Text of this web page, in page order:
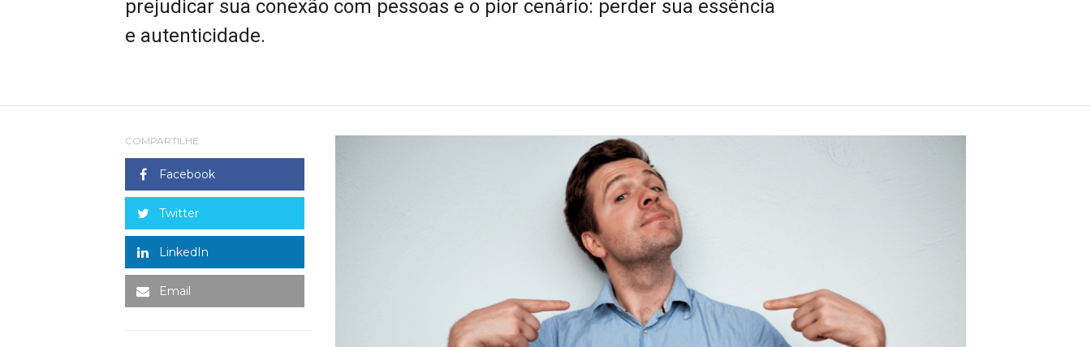
prejudicar sua conexão com pessoas e o pior cenário: perder sua essência
e autenticidade.
COMPARTILHE
Facebook
Twitter
LinkedIn
Email